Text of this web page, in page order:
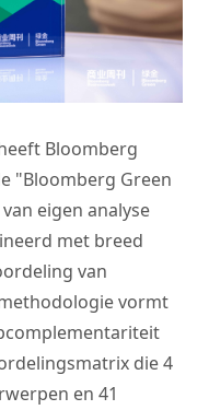
Bloomberg
"Bloomberg Green
eigen analyse
met breed
van
vormt
die 4
en 41